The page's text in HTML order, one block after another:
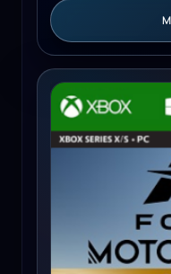
Forza Motorsport |